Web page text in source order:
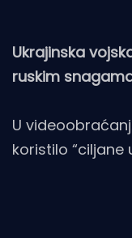
Ukrajinska
ruskim
U
koristilo “ciljane